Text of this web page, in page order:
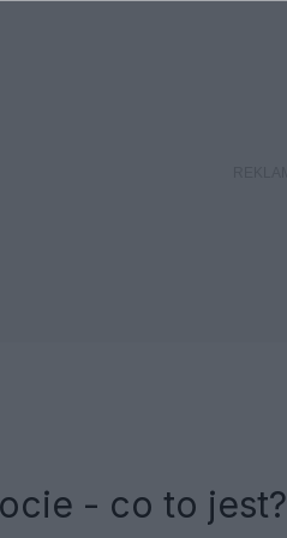
- co to jest?